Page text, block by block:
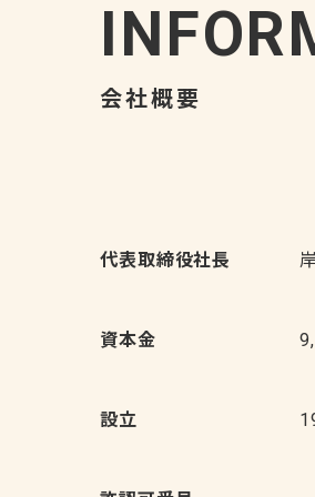
会社概要
代表取締役社長
資本金
設立